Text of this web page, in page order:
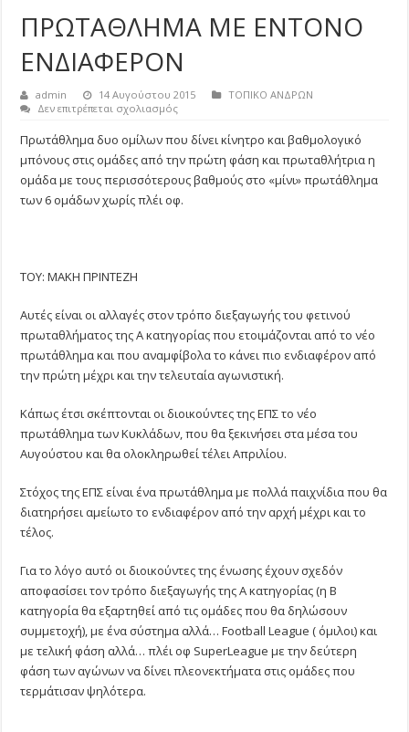
ΠΡΩΤΑΘΛΗΜΑ ΜΕ ΕΝΤΟΝΟ
ΕΝΔΙΑΦΕΡΟΝ
admin 14 Αυγούστου 2015
ΤΟΠΙΚΟ ΑΝΔΡΩΝ
Δεν επιτρέπεται σχολιασμόςστο
ΕΝΤΟΝΟ
ΕΝΔΙΑΦΕΡΟΝ
Πρωτάθλημα δυο ομίλων που δίνει κίνητρο και βαθμολογικό
μπόνους στις ομάδες από την πρώτη φάση και πρωταθλήτρια η
ομάδα με τους περισσότερους βαθμούς στο «μίνι» πρωτάθλημα
των 6 ομάδων χωρίς πλέι οφ.
ΤΟΥ: ΜΑΚΗ ΠΡΙΝΤΕΖΗ
Αυτές είναι οι αλλαγές στον τρόπο διεξαγωγής του φετινού
πρωταθλήματος της Α κατηγορίας που ετοιμάζονται από το νέο
πρωτάθλημα και που αναμφίβολα το κάνει πιο ενδιαφέρον από
την πρώτη μέχρι και την τελευταία αγωνιστική.
Κάπως έτσι σκέπτονται οι διοικούντες της ΕΠΣ το νέο
πρωτάθλημα των Κυκλάδων, που θα ξεκινήσει στα μέσα του
Αυγούστου και θα ολοκληρωθεί τέλει Απριλίου.
Στόχος της ΕΠΣ είναι ένα πρωτάθλημα με πολλά παιχνίδια που θα
διατηρήσει αμείωτο το ενδιαφέρον από την αρχή μέχρι και το
τέλος.
Για το λόγο αυτό οι διοικούντες της ένωσης έχουν σχεδόν
αποφασίσει τον τρόπο διεξαγωγής της Α κατηγορίας (η Β
κατηγορία θα εξαρτηθεί από τις ομάδες που θα δηλώσουν
συμμετοχή), με ένα σύστημα αλλά… Football League ( όμιλοι) και
με τελική φάση αλλά… πλέι οφ SuperLeague με την δεύτερη
φάση των αγώνων να δίνει πλεονεκτήματα στις ομάδες που
τερμάτισαν ψηλότερα.